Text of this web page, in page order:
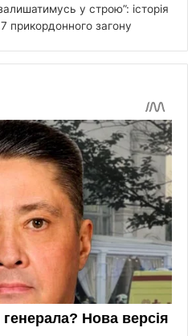
у строю”: історія
прикордонного загону